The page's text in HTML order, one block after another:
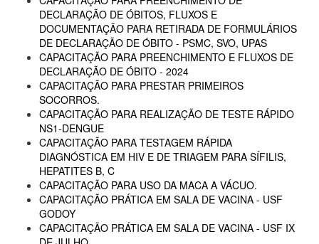
DECLARAÇÃO DE ÓBITOS, FLUXOS E
DOCUMENTAÇÃO PARA RETIRADA DE FORMULÁRIOS
DE DECLARAÇÃO DE ÓBITO - PSMC, SVO, UPAS
CAPACITAÇÃO PARA PREENCHIMENTO E FLUXOS DE
DECLARAÇÃO DE ÓBITO - 2024
CAPACITAÇÃO PARA PRESTAR PRIMEIROS
SOCORROS.
CAPACITAÇÃO PARA REALIZAÇÃO DE TESTE RÁPIDO
NS1-DENGUE
CAPACITAÇÃO PARA TESTAGEM RÁPIDA
DIAGNÓSTICA EM HIV E DE TRIAGEM PARA SÍFILIS,
HEPATITES B, C
CAPACITAÇÃO PARA USO DA MACA A VÁCUO.
CAPACITAÇÃO PRÁTICA EM SALA DE VACINA - USF
GODOY
CAPACITAÇÃO PRÁTICA EM SALA DE VACINA - USF IX